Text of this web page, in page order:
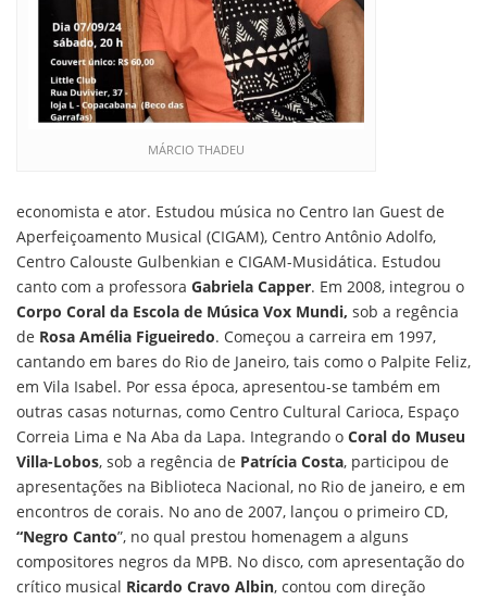
MÁRCIO THADEU
economista e ator. Estudou música no Centro Ian Guest de
Aperfeiçoamento Musical (CIGAM), Centro Antônio Adolfo,
Centro Calouste Gulbenkian e CIGAM-Musidática. Estudou
canto com a professora Gabriela Capper. Em 2008, integrou o
Corpo Coral da Escola de Música Vox Mundi, sob a regência
de Rosa Amélia Figueiredo. Começou a carreira em 1997,
cantando em bares do Rio de Janeiro, tais como o Palpite Feliz,
em Vila Isabel. Por essa época, apresentou-se também em
outras casas noturnas, como Centro Cultural Carioca, Espaço
Correia Lima e Na Aba da Lapa. Integrando o Coral do Museu
Villa-Lobos, sob a regência de Patrícia Costa, participou de
apresentações na Biblioteca Nacional, no Rio de janeiro, e em
encontros de corais. No ano de 2007, lançou o primeiro CD,
“Negro Canto”, no qual prestou homenagem a alguns
compositores negros da MPB. No disco, com apresentação do
crítico musical Ricardo Cravo Albin, contou com direção